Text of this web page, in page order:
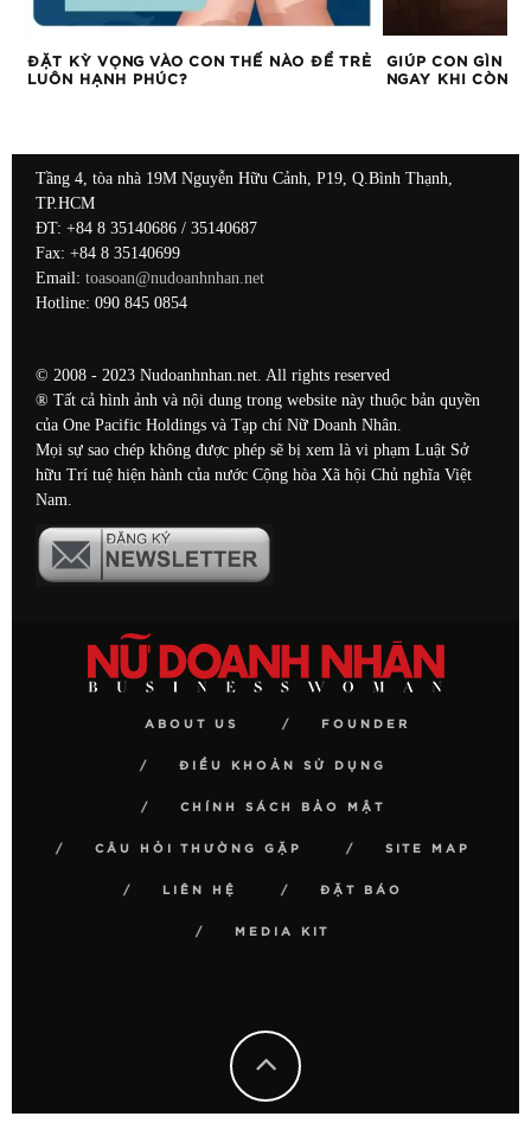
ĐẶT KỲ VỌNG VÀO CON THẾ NÀO ĐỂ TRẺ
LUÔN HẠNH PHÚC?
GIÚP CON GÌN
NGAY KHI CÒN
Tầng 4, tòa nhà 19M Nguyễn Hữu Cảnh, P19, Q.Bình Thạnh,
TP.HCM
ĐT: +84 8 35140686 / 35140687
Fax: +84 8 35140699
Email: toasoan@nudoanhnhan.net
Hotline: 090 845 0854
© 2008 - 2023 Nudoanhnhan.net. All rights reserved
® Tất cả hình ảnh và nội dung trong website này thuộc bản quyền
của One Pacific Holdings và Tạp chí Nữ Doanh Nhân.
Mọi sự sao chép không được phép sẽ bị xem là vi phạm Luật Sở
hữu Trí tuệ hiện hành của nước Cộng hòa Xã hội Chủ nghĩa Việt
Nam.
ABOUT US FOUNDER
ĐIỀU KHOẢN SỬ DỤNG
CHÍNH SÁCH BẢO MẬT
CÂU HỎI THƯỜNG GẶP SITE MAP
LIÊN HỆ ĐẶT BÁO
MEDIA KIT